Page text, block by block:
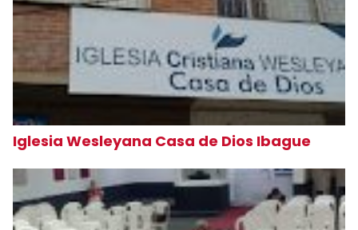
Iglesia Wesleyana Casa de Dios Ibague